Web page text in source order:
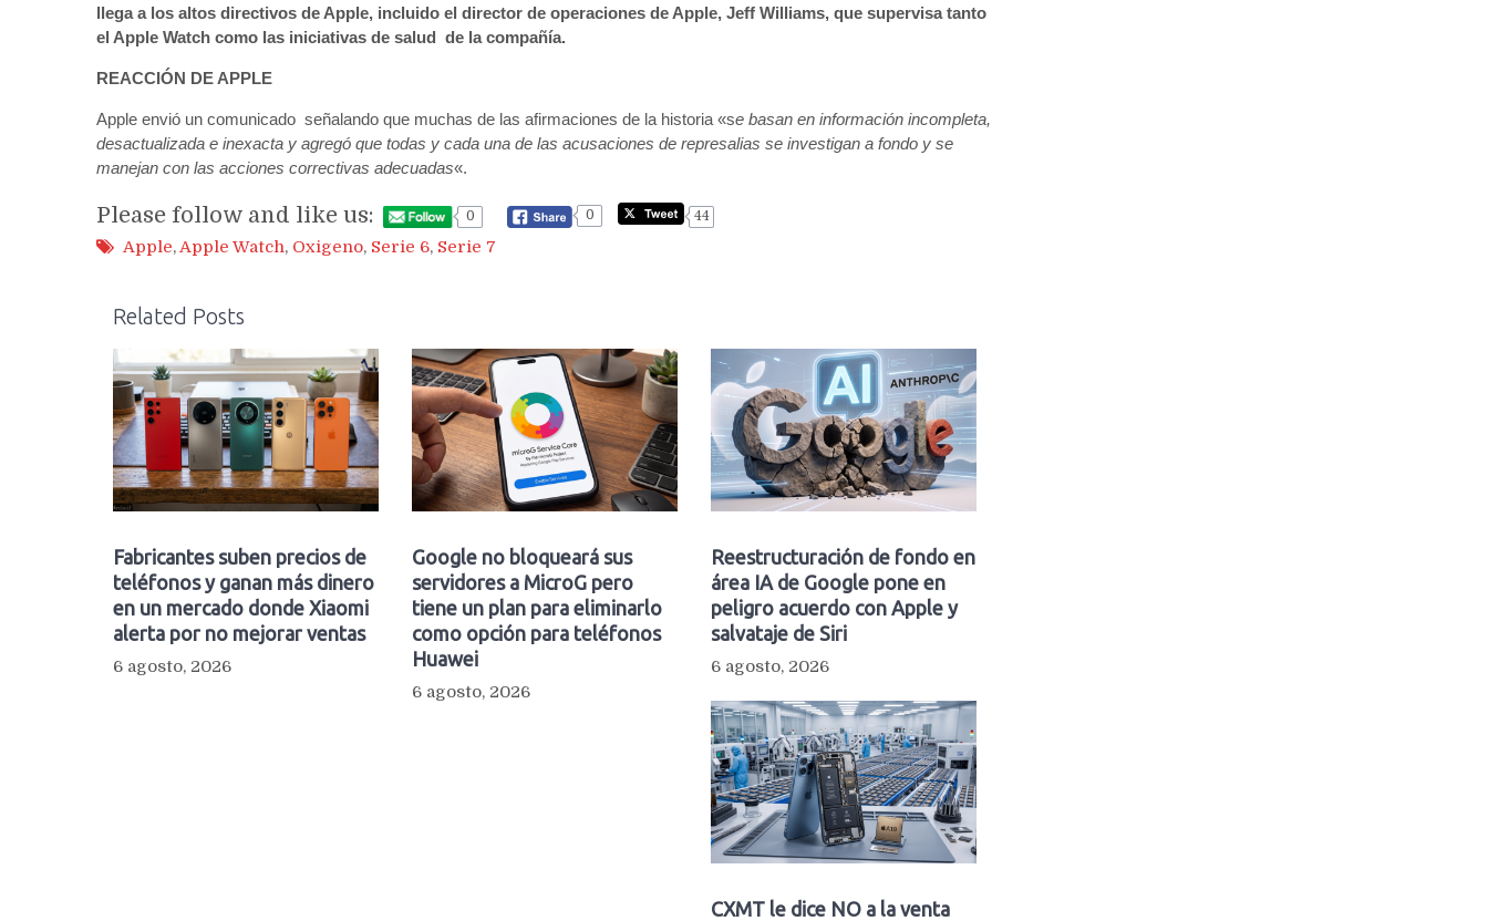
llega a los altos directivos de Apple, incluido el director de operaciones de Apple, Jeff Williams, que supervisa tanto
el Apple Watch como las iniciativas de salud de la compañía.
REACCIÓN DE APPLE
Apple envió un comunicado señalando que muchas de las afirmaciones de la historia «se basan en información incompleta,
desactualizada e inexacta y agregó que todas y cada una de las acusaciones de represalias se investigan a fondo y se
manejan con las acciones correctivas adecuadas«.
Please follow and like us: 0 0 44
Apple,Apple Watch, Oxigeno, Serie 6, Serie 7
Related Posts
Fabricantes suben precios de
teléfonos y ganan más dinero
en un mercado donde Xiaomi
alerta por no mejorar ventas
6 agosto, 2026
Google no bloqueará sus
servidores a MicroG pero
tiene un plan para eliminarlo
como opción para teléfonos
Huawei
6 agosto, 2026
Reestructuración de fondo en
área IA de Google pone en
peligro acuerdo con Apple y
salvataje de Siri
6 agosto, 2026
CXMT le dice NO a la venta